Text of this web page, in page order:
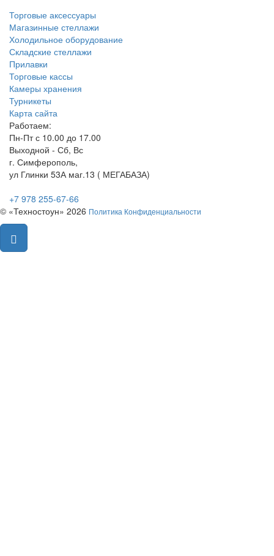
Торговые аксессуары
Магазинные стеллажи
Холодильное оборудование
Складские стеллажи
Прилавки
Торговые кассы
Камеры хранения
Турникеты
Карта сайта
Работаем:
Пн-Пт с 10.00 до 17.00
Выходной - Сб, Вс
г. Симферополь,
ул Глинки 53А маг.13 ( МЕГАБАЗА)
+7 978 255-67-66
© «Техностоун» 2026 Политика Конфиденциальности